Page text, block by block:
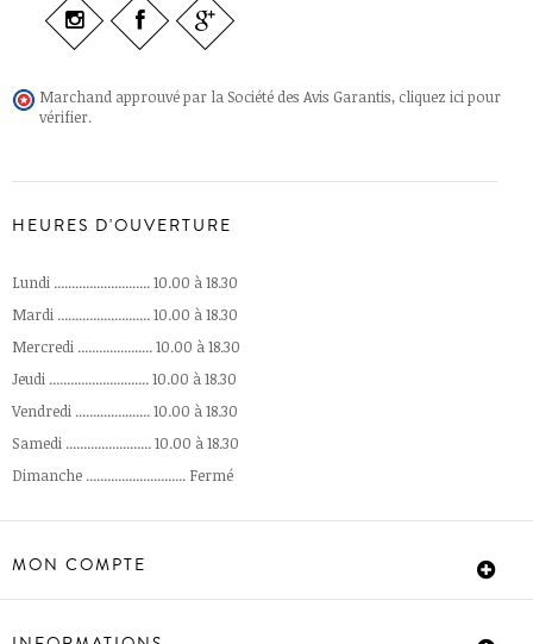
Marchand approuvé par la Société des Avis Garantis, cliquez ici pour
vérifier.
HEURES D'OUVERTURE
Lundi ........................... 10.00 à 18.30
Mardi .......................... 10.00 à 18.30
Mercredi ..................... 10.00 à 18.30
Jeudi ............................ 10.00 à 18.30
Vendredi ..................... 10.00 à 18.30
Samedi ........................ 10.00 à 18.30
Dimanche ............................ Fermé
MON COMPTE